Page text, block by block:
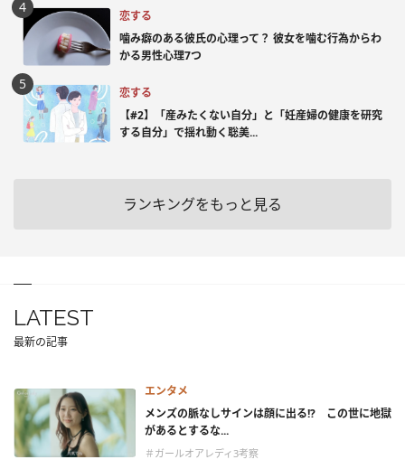
恋する
噛み癖のある彼氏の心理って？ 彼女を噛む行為からわ
かる男性心理7つ
恋する
【#2】「産みたくない自分」と「妊産婦の健康を研究
する自分」で揺れ動く聡美...
ランキングをもっと見る
LATEST
最新の記事
エンタメ
メンズの脈なしサインは顔に出る!? この世に地獄
があるとするな...
＃ガールオアレディ3考察